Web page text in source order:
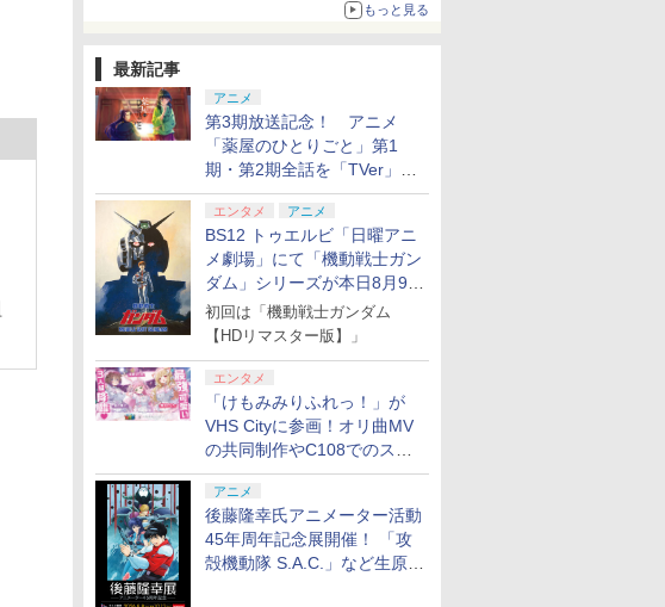
もっと見る
最新記事
アニメ
第3期放送記念！ アニメ
「薬屋のひとりごと」第1
期・第2期全話を「TVer」に
て期間限定で順次無料配信開
始エンタメ アニメ
BS12 トゥエルビ「日曜アニ
メ劇場」にて「機動戦士ガン
ダム」シリーズが本日8月9日
から8週連続で放送
初回は「機動戦士ガンダム
【HDリマスター版】」
エンタメ
「けもみみりふれっ！」が
VHS Cityに参画！オリ曲MV
の共同制作やC108でのスペ
シャルコラボ広告を掲出
アニメ
後藤隆幸氏アニメーター活動
45年周年記念展開催！ 「攻
殻機動隊 S.A.C.」など生原